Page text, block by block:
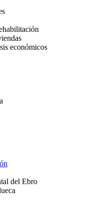
económicos
del Ebro